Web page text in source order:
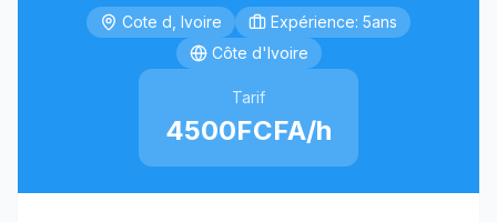
Cote d, Ivoire
Expérience: 5ans
Côte d'Ivoire
Tarif
4500FCFA/h